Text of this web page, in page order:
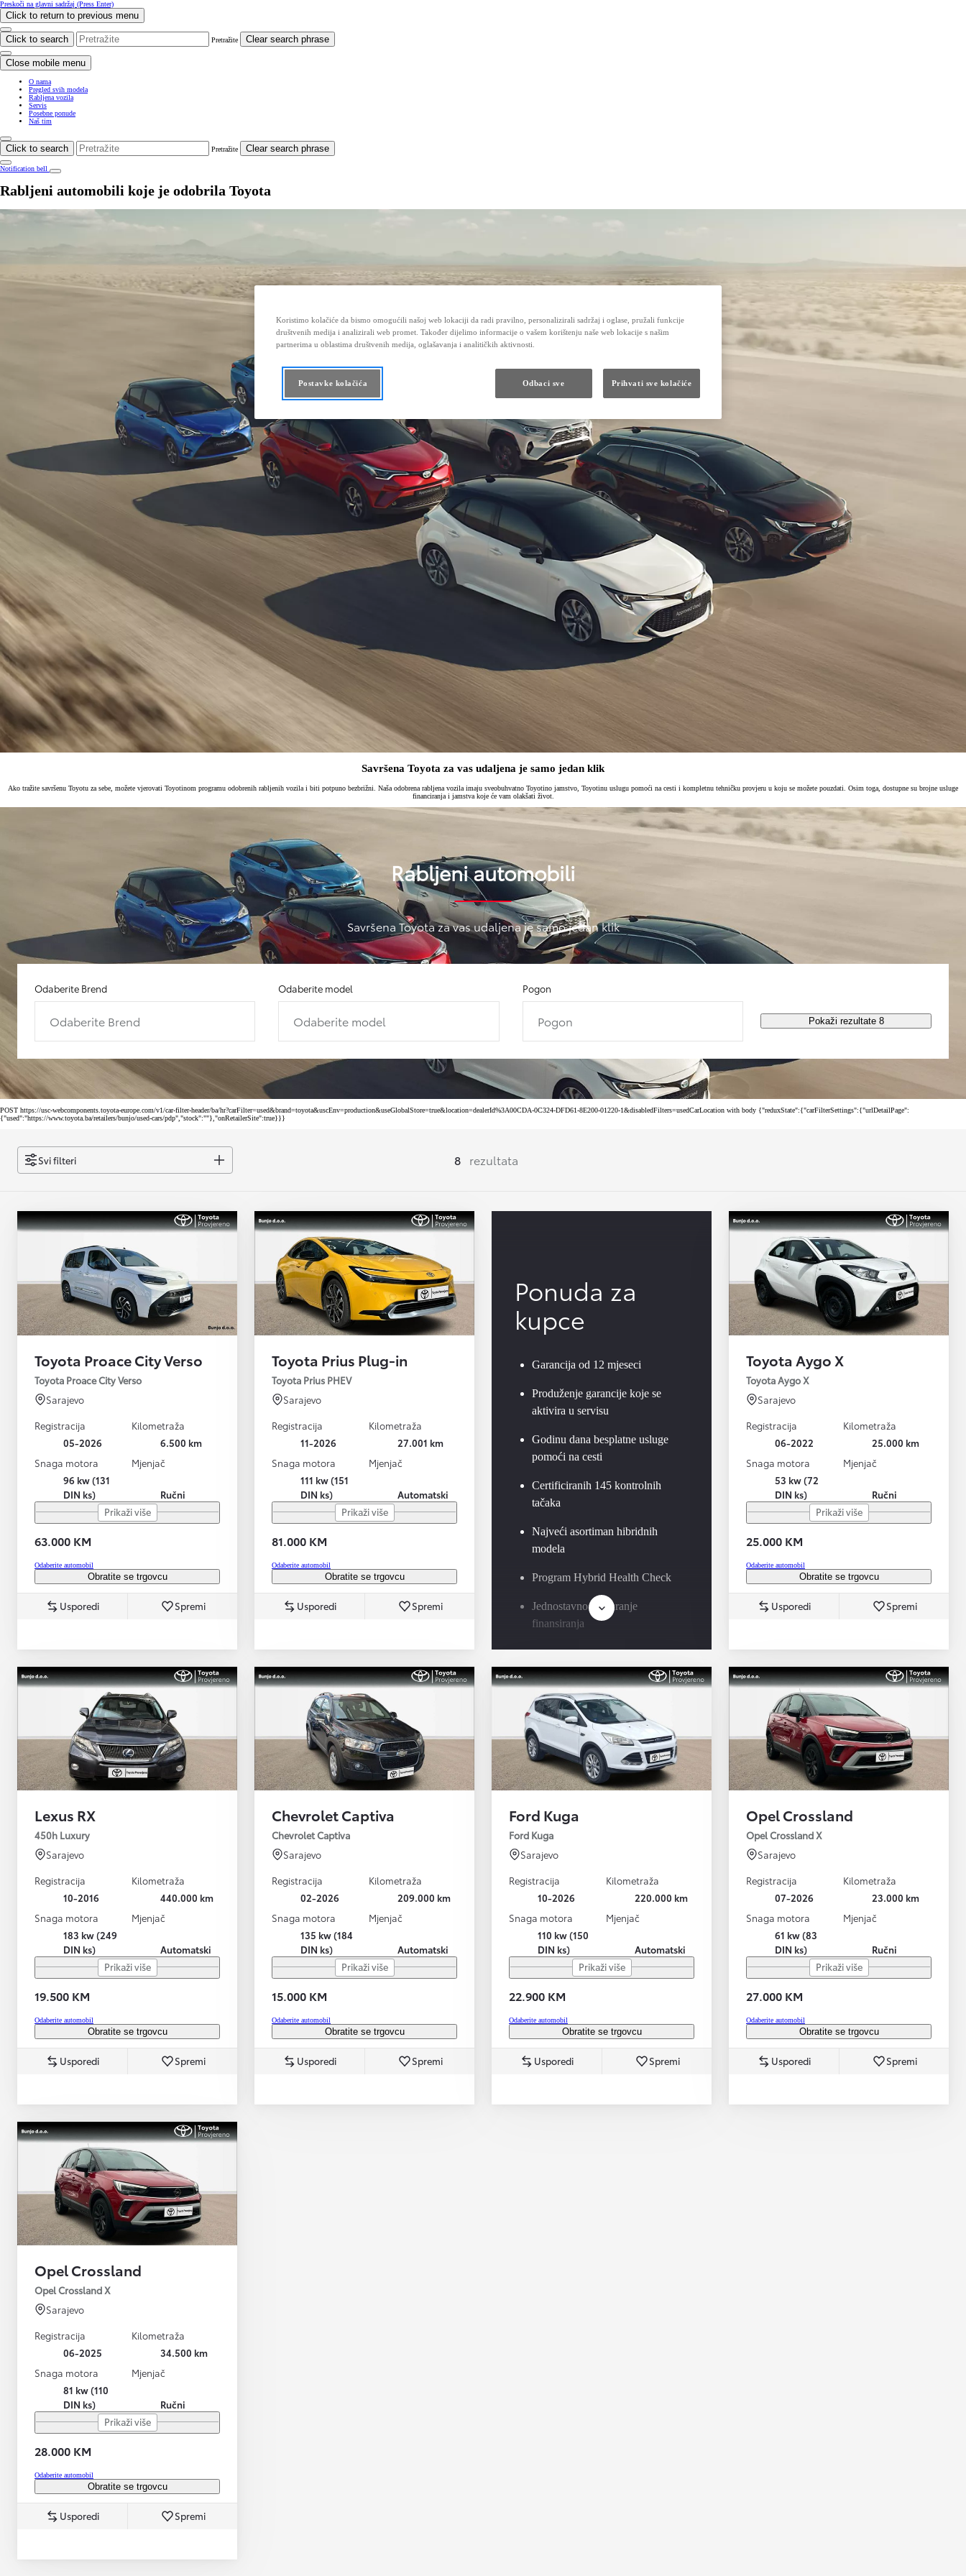
Preskoči na glavni sadržaj (Press Enter)
Click to return to previous menu
Click to search Pretražite Clear search phrase
Close mobile menu
O nama
Pregled svih modela
Rabljena vozila
Servis
Posebne ponude
Naš tim
Click to search Pretražite Clear search phrase
Notification bell
Rabljeni automobili koje je odobrila Toyota
Savršena Toyota za vas udaljena je samo jedan klik
Ako tražite savršenu Toyotu za sebe, možete vjerovati Toyotinom programu odobrenih rabljenih vozila i biti potpuno bezbrižni. Naša odobrena rabljena vozila imaju sveobuhvatno Toyotino jamstvo, Toyotinu uslugu pomoći na cesti i kompletnu tehničku provjeru u koju se možete pouzdati. Osim toga, dostupne su brojne usluge
financiranja i jamstva koje će vam olakšati život.
Rabljeni automobili
Savršena Toyota za vas udaljena je samo jedan klik
Odaberite Brend
Odaberite Brend
Odaberite model
Odaberite model
Pogon
Pogon Pokaži rezultate 8
POST https://usc-webcomponents.toyota-europe.com/v1/car-filter-header/ba/hr?carFilter=used&brand=toyota&uscEnv=production&useGlobalStore=true&location=dealerId%3A00CDA-0C324-DFD61-8E200-01220-1&disabledFilters=usedCarLocation with body {"reduxState":{"carFilterSettings":{"urlDetailPage":
{"used":"https://www.toyota.ba/retailers/bunjo/used-cars/pdp","stock":""},"onRetailerSite":true}}}
Svi filteri 8 rezultata
Toyota Proace City Verso
Toyota Proace City Verso
Sarajevo
Registracija
05-2026
Kilometraža
6.500 km
Snaga motora
96 kw (131
DIN ks)
Mjenjač
Ručni
Prikaži više
63.000 KM
Odaberite automobil
Obratite se trgovcu
Usporedi Spremi
Toyota Prius Plug-in
Toyota Prius PHEV
Sarajevo
Registracija
11-2026
Kilometraža
27.001 km
Snaga motora
111 kw (151
DIN ks)
Mjenjač
Automatski
Prikaži više
81.000 KM
Odaberite automobil
Obratite se trgovcu
Usporedi Spremi
Ponuda za
kupce
Garancija od 12 mjeseci
Produženje garancije koje se
aktivira u servisu
Godinu dana besplatne usluge
pomoći na cesti
Certificiranih 145 kontrolnih
tačaka
Najveći asortiman hibridnih
modela
Program Hybrid Health Check
Jednostavno osiguranje
finansiranja
Toyota Aygo X
Toyota Aygo X
Sarajevo
Registracija
06-2022
Kilometraža
25.000 km
Snaga motora
53 kw (72
DIN ks)
Mjenjač
Ručni
Prikaži više
25.000 KM
Odaberite automobil
Obratite se trgovcu
Usporedi Spremi
Lexus RX
450h Luxury
Sarajevo
Registracija
10-2016
Kilometraža
440.000 km
Snaga motora
183 kw (249
DIN ks)
Mjenjač
Automatski
Prikaži više
19.500 KM
Odaberite automobil
Obratite se trgovcu
Usporedi Spremi
Chevrolet Captiva
Chevrolet Captiva
Sarajevo
Registracija
02-2026
Kilometraža
209.000 km
Snaga motora
135 kw (184
DIN ks)
Mjenjač
Automatski
Prikaži više
15.000 KM
Odaberite automobil
Obratite se trgovcu
Usporedi Spremi
Ford Kuga
Ford Kuga
Sarajevo
Registracija
10-2026
Kilometraža
220.000 km
Snaga motora
110 kw (150
DIN ks)
Mjenjač
Automatski
Prikaži više
22.900 KM
Odaberite automobil
Obratite se trgovcu
Usporedi Spremi
Opel Crossland
Opel Crossland X
Sarajevo
Registracija
07-2026
Kilometraža
23.000 km
Snaga motora
61 kw (83
DIN ks)
Mjenjač
Ručni
Prikaži više
27.000 KM
Odaberite automobil
Obratite se trgovcu
Usporedi Spremi
Opel Crossland
Opel Crossland X
Sarajevo
Registracija
06-2025
Kilometraža
34.500 km
Snaga motora
81 kw (110
DIN ks)
Mjenjač
Ručni
Prikaži više
28.000 KM
Odaberite automobil
Obratite se trgovcu
Usporedi Spremi
Koristimo kolačiće da bismo omogućili našoj web lokaciji da radi pravilno, personalizirali sadržaj i oglase, pružali funkcije
društvenih medija i analizirali web promet. Također dijelimo informacije o vašem korištenju naše web lokacije s našim
partnerima u oblastima društvenih medija, oglašavanja i analitičkih aktivnosti.
Postavke kolačića Odbaci sve Prihvati sve kolačiće